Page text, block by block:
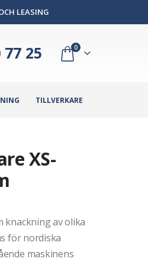
LEASING
77 25 0
TILLVERKARE
XS-
knackning av olika
för nordiska
maskinens